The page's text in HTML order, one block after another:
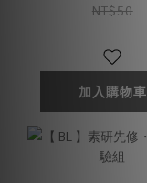
NT$50
加入購物車